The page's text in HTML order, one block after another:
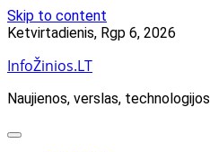
Skip to content
Ketvirtadienis, Rgp 6, 2026
InfoŽinios.LT
Naujienos, verslas, technologijos